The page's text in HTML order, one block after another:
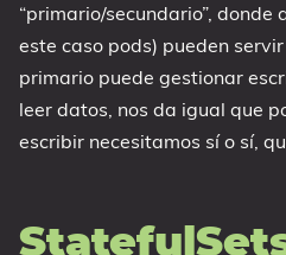
“primario/secundario”,
este caso pods) pueden
primario puede gestionar
leer datos, nos da igual que
escribir necesitamos sí o sí,